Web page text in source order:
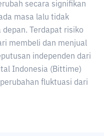
secara signifikan
masa lalu tidak
Terdapat risiko
membeli dan menjual
independen dari
Indonesia (Bittime)
fluktuasi dari